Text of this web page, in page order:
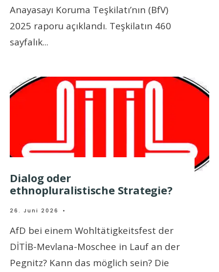
Anayasayı Koruma Teşkilatı’nın (BfV)
2025 raporu açıklandı. Teşkilatın 460
sayfalık...
Dialog oder
ethnopluralistische Strategie?
26. Juni 2026 •
AfD bei einem Wohltätigkeitsfest der
DİTİB-Mevlana-Moschee in Lauf an der
Pegnitz? Kann das möglich sein? Die